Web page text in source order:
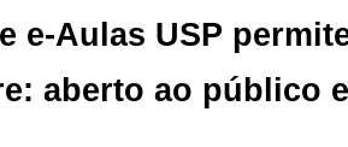
e-Aulas USP
aberto ao público